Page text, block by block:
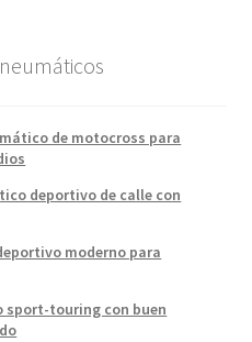
de motocross para
deportivo de calle con
moderno para
sport-touring con buen